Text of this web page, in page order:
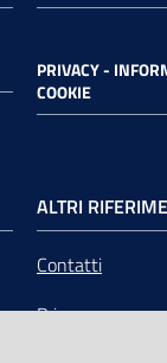
PRIVACY -
COOKIE
ALTRI
Contatti
Privacy